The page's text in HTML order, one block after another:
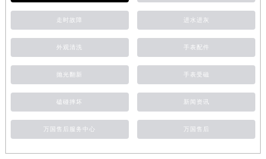
走时故障 进水进灰
外观清洗 手表配件
抛光翻新 手表受磁
磕碰摔坏 新闻资讯
万国售后服务中心 万国售后